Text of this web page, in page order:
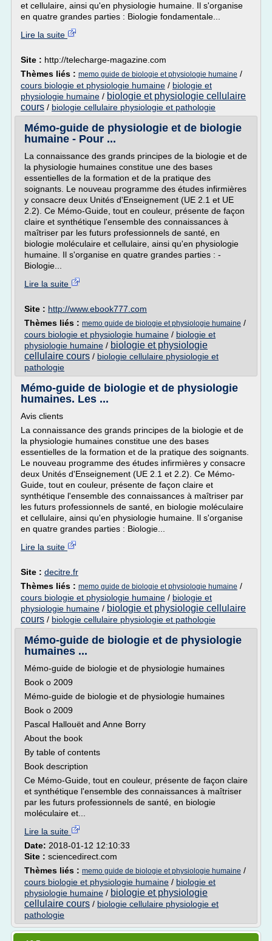
et cellulaire, ainsi qu'en physiologie humaine. Il s'organise
en quatre grandes parties : Biologie fondamentale...
Lire la suite
Site : http://telecharge-magazine.com
Thèmes liés : memo guide de biologie et physiologie humaine /
cours biologie et physiologie humaine / biologie et
physiologie humaine / biologie et physiologie cellulaire
cours / biologie cellulaire physiologie et pathologie
Mémo-guide de physiologie et de biologie
humaine - Pour ...
La connaissance des grands principes de la biologie et de
la physiologie humaines constitue une des bases
essentielles de la formation et de la pratique des
soignants. Le nouveau programme des études infirmières
y consacre deux Unités d'Enseignement (UE 2.1 et UE
2.2). Ce Mémo-Guide, tout en couleur, présente de façon
claire et synthétique l'ensemble des connaissances à
maîtriser par les futurs professionnels de santé, en
biologie moléculaire et cellulaire, ainsi qu'en physiologie
humaine. Il s'organise en quatre grandes parties : -
Biologie...
Lire la suite
Site : http://www.ebook777.com
Thèmes liés : memo guide de biologie et physiologie humaine /
cours biologie et physiologie humaine / biologie et
physiologie humaine / biologie et physiologie
cellulaire cours / biologie cellulaire physiologie et
pathologie
Mémo-guide de biologie et de physiologie
humaines. Les ...
Avis clients
La connaissance des grands principes de la biologie et de
la physiologie humaines constitue une des bases
essentielles de la formation et de la pratique des soignants.
Le nouveau programme des études infirmières y consacre
deux Unités d'Enseignement (UE 2.1 et 2.2). Ce Mémo-
Guide, tout en couleur, présente de façon claire et
synthétique l'ensemble des connaissances à maîtriser par
les futurs professionnels de santé, en biologie moléculaire
et cellulaire, ainsi qu'en physiologie humaine. Il s'organise
en quatre grandes parties : Biologie...
Lire la suite
Site : decitre.fr
Thèmes liés : memo guide de biologie et physiologie humaine /
cours biologie et physiologie humaine / biologie et
physiologie humaine / biologie et physiologie cellulaire
cours / biologie cellulaire physiologie et pathologie
Mémo-guide de biologie et de physiologie
humaines ...
Mémo-guide de biologie et de physiologie humaines
Book o 2009
Mémo-guide de biologie et de physiologie humaines
Book o 2009
Pascal Hallouët and Anne Borry
About the book
By table of contents
Book description
Ce Mémo-Guide, tout en couleur, présente de façon claire
et synthétique l'ensemble des connaissances à maîtriser
par les futurs professionnels de santé, en biologie
moléculaire et...
Lire la suite
Date: 2018-01-12 12:10:33
Site : sciencedirect.com
Thèmes liés : memo guide de biologie et physiologie humaine /
cours biologie et physiologie humaine / biologie et
physiologie humaine / biologie et physiologie
cellulaire cours / biologie cellulaire physiologie et
pathologie